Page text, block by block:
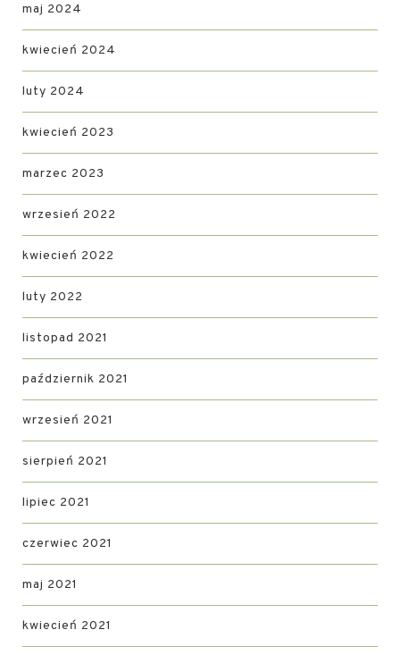
maj 2024
kwiecień 2024
luty 2024
kwiecień 2023
marzec 2023
wrzesień 2022
kwiecień 2022
luty 2022
listopad 2021
październik 2021
wrzesień 2021
sierpień 2021
lipiec 2021
czerwiec 2021
maj 2021
kwiecień 2021